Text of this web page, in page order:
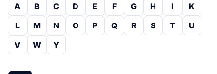
A B C D E F G H I
K
L
M N O P Q R S T
U
V
W Y